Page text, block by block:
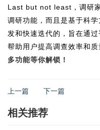
Last but not least，调研
调研功能，而且是基于科
发和快速迭代的，旨在通
帮助用户提高调查效率和质
多功能等你解锁！
上一篇 下一篇
相关推荐